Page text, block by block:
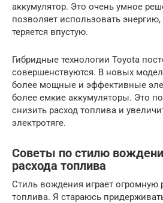
аккумулятор. Это очень умное
позволяет использовать
теряется впустую.
Гибридные технологии Toyota
совершенствуются. В новых
более мощные и эффективные
более емкие аккумуляторы. Это
снизить расход топлива и
электротяге.
Советы по стилю
расхода топлива
Стиль вождения играет огромную
топлива. Я стараюсь